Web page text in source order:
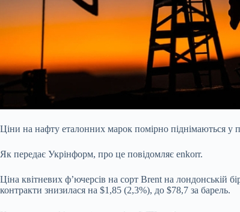
Ціни на нафту еталонних марок помірно піднімаються у
Як передає Укрінформ, про це повідомляє enkorr.
Ціна квітневих ф’ючерсів на сорт Brent на лондонській
контракти знизилася на $1,85 (2,3%), до $78,7 за барель.